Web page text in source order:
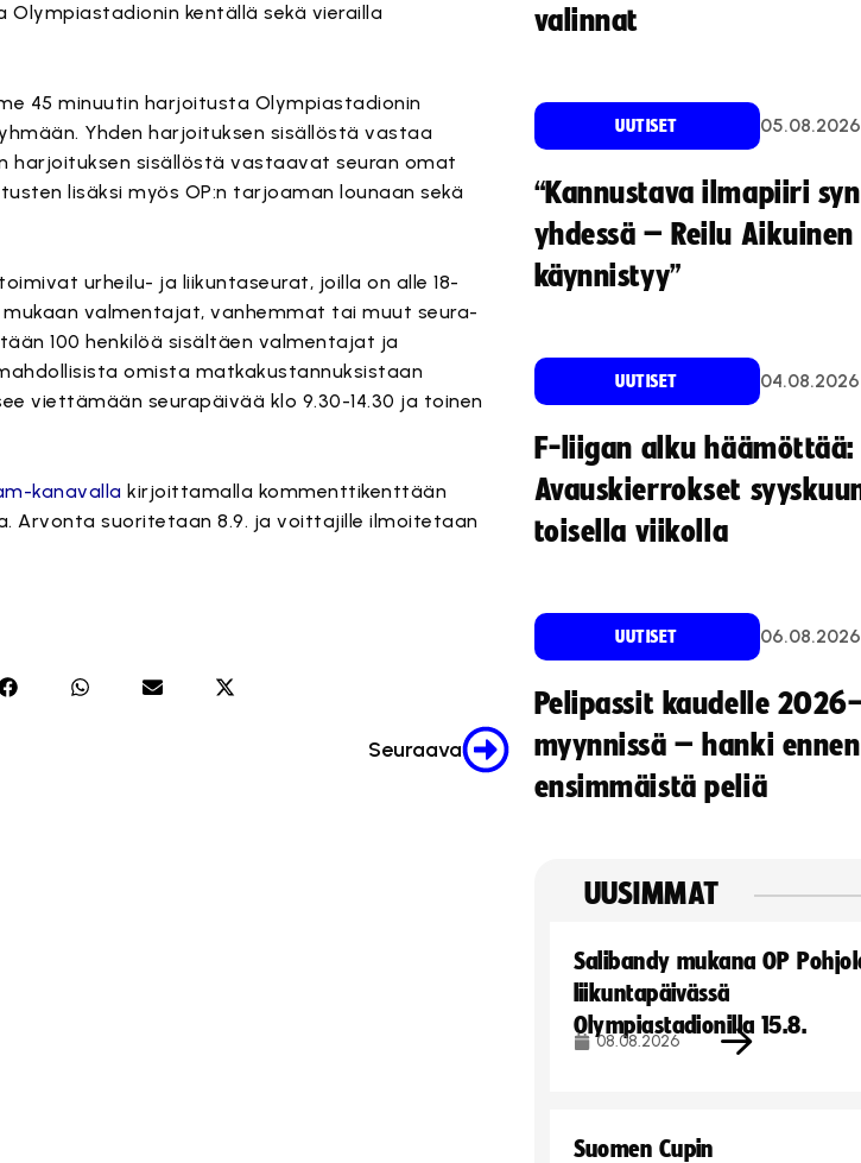
kentällä sekä vierailla
45 minuutin harjoitusta Olympiastadionin
Yhden harjoituksen sisällöstä vastaa
harjoituksen sisällöstä vastaavat seuran omat
lisäksi myös OP:n tarjoaman lounaan sekä
urheilu- ja liikuntaseurat, joilla on alle 18-
valmentajat, vanhemmat tai muut seura-
100 henkilöä sisältäen valmentajat ja
omista matkakustannuksistaan
viettämään seurapäivää klo 9.30-14.30 ja toinen
kanavalla kirjoittamalla kommenttikenttään
Arvonta suoritetaan 8.9. ja voittajille ilmoitetaan
Seuraava
valinnat
UUTISET 05.08.2026
“Kannustava ilmapiiri
yhdessä – Reilu
käynnistyy”
UUTISET 04.08.2026
F-liigan alku häämöttää:
Avauskierrokset
toisella viikolla
UUTISET 06.08.2026
Pelipassit kaudelle
myynnissä – hanki ennen
ensimmäistä peliä
UUSIMMAT
Salibandy mukana OP
liikuntapäivässä
Olympiastadionilla 15.8.
08.08.2026
Suomen Cupin